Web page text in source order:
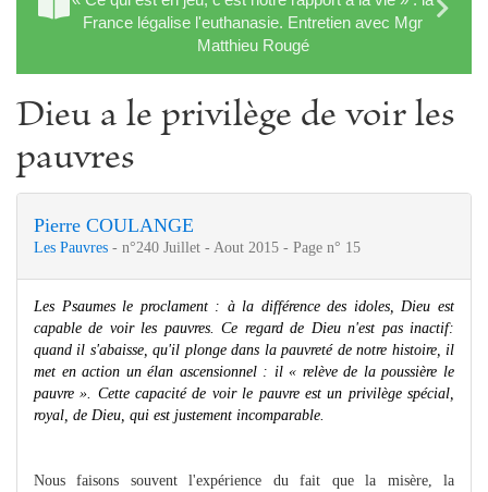
France légalise l'euthanasie. Entretien avec Mgr
Matthieu Rougé
Dieu a le privilège de voir les
pauvres
Pierre COULANGE
Les Pauvres - n°240 Juillet - Aout 2015 - Page n° 15
Les Psaumes le proclament : à la différence des idoles, Dieu est
capable de voir les pauvres. Ce regard de Dieu n'est pas inactif:
quand il s'abaisse, qu'il plonge dans la pauvreté de notre histoire, il
met en action un élan ascensionnel : il « relève de la pous­sière le
pauvre ». Cette capacité de voir le pauvre est un privilège spécial,
royal, de Dieu, qui est justement incomparable.
Nous faisons souvent l'expérience du fait que la misère, la